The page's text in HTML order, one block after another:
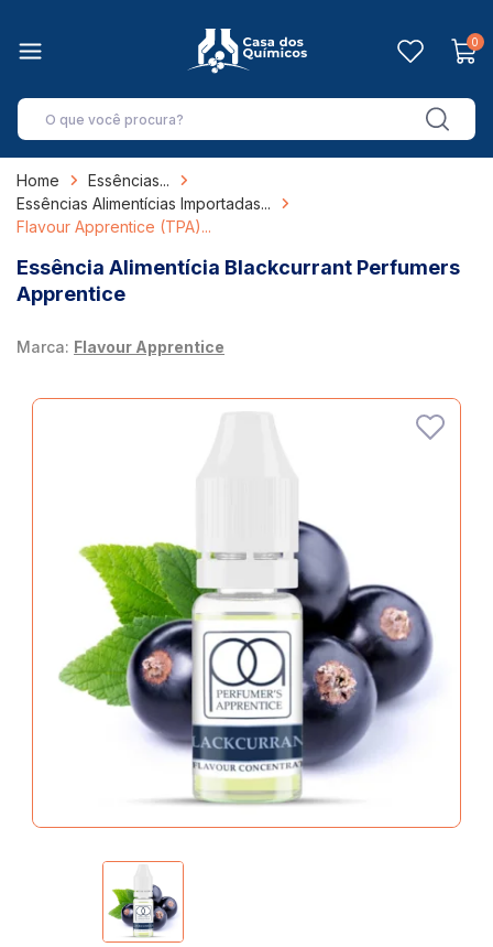
0
Home
Essências
Essências Alimentícias Importadas
Flavour Apprentice (TPA)
Essência Alimentícia Blackcurrant Perfumers
Apprentice
Marca: Flavour Apprentice